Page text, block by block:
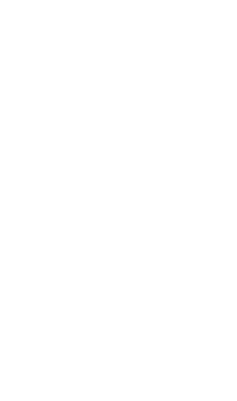
polimer rigid. Cu un design distinctiv și
impecabil pe termen lung. Datorită
iar rezultatele vor depăși cu siguranță
interioară și exterioară a spațiilor.
ce le permite să fie utilizate chiar și în spații
la atingere. Pe lângă funcție estetică,
și practice utilizate pentru decorarea
funcție de design.
ușoare și ușor de montat. Aceste
și razele UV.
eleganță și rafinament fațadelor
exteriori.
cum ar fi polistirenul, care este rezistent
a combina estetică și iluminat în
ideal pentru a evidenția caracteristicile
asigură o iluminare discretă și plăcută,
Acestea nu doar că îmbunătățesc
și dimensiuni, de la cele simple la cele
pereți ca parte a decorului. Instalarea lor